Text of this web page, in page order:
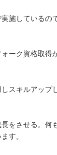
施しているの
ーク資格取得
スキルアップ
をさせる。何
す。